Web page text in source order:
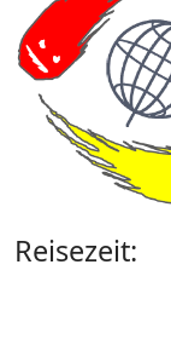
Reisezeit: